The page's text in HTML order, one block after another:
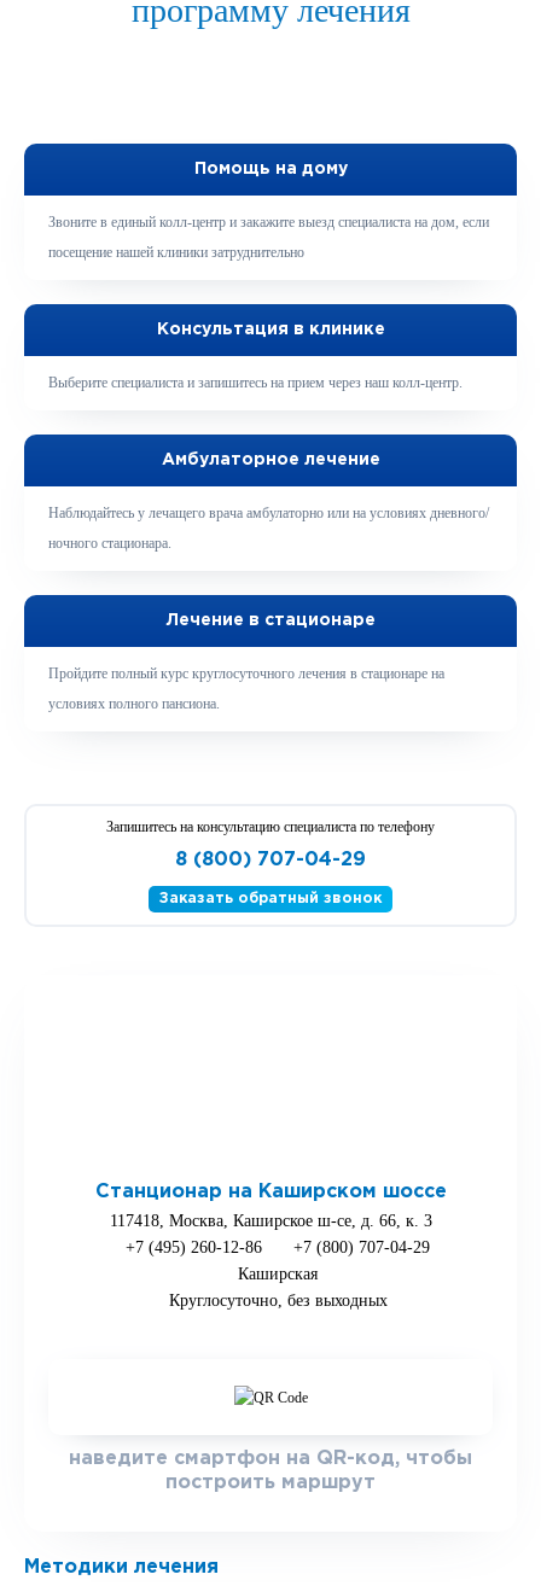
программу лечения
Помощь на дому
Звоните в единый колл-центр и закажите выезд специалиста на дом, если
посещение нашей клиники затруднительно
Консультация в клинике
Выберите специалиста и запишитесь на прием через наш колл-центр.
Амбулаторное лечение
Наблюдайтесь у лечащего врача амбулаторно или на условиях дневного/
ночного стационара.
Лечение в стационаре
Пройдите полный курс круглосуточного лечения в стационаре на
условиях полного пансиона.
Запишитесь на консультацию специалиста по телефону
8 (800) 707-04-29
Заказать обратный звонок
Станционар на Каширском шоссе
117418, Москва, Каширское ш-се, д. 66, к. 3
+7 (495) 260-12-86
+7 (800) 707-04-29
Каширская
Круглосуточно, без выходных
наведите смартфон на QR-код, чтобы
построить маршрут
Методики лечения